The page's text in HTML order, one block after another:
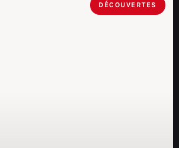
DÉCOUVERTES